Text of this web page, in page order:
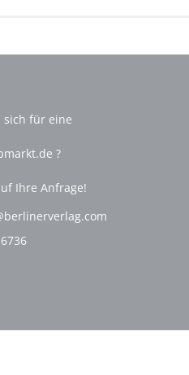
sich für eine
?
Ihre Anfrage!